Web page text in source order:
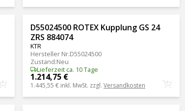
D55024500 ROTEX Kupplung GS 24
ZRS 884074
KTR
Hersteller Nr.D55024500
Zustand:Neu
Lieferzeit ca. 10 Tage
1.214,75 €
1.445,55 € inkl. MwSt. zzgl. Versandkosten